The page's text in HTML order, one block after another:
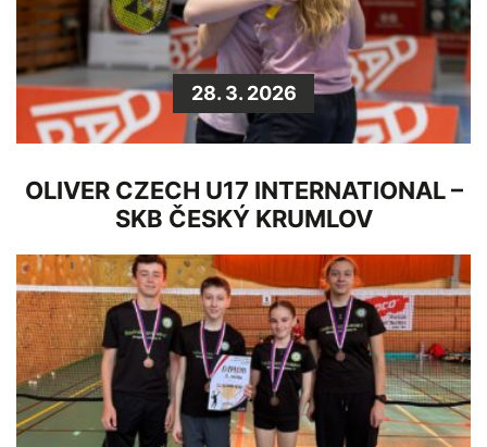
28. 3. 2026
OLIVER CZECH U17 INTERNATIONAL –
SKB ČESKÝ KRUMLOV